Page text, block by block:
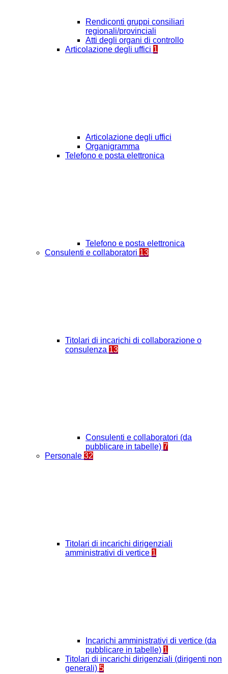
Rendiconti gruppi consiliari
regionali/provinciali
Atti degli organi di controllo
Articolazione degli uffici 1
Articolazione degli uffici
Organigramma
Telefono e posta elettronica
Telefono e posta elettronica
Consulenti e collaboratori 13
Titolari di incarichi di collaborazione o
consulenza 13
Consulenti e collaboratori (da
pubblicare in tabelle) 7
Personale 32
Titolari di incarichi dirigenziali
amministrativi di vertice 1
Incarichi amministrativi di vertice (da
pubblicare in tabelle) 1
Titolari di incarichi dirigenziali (dirigenti non
generali) 5